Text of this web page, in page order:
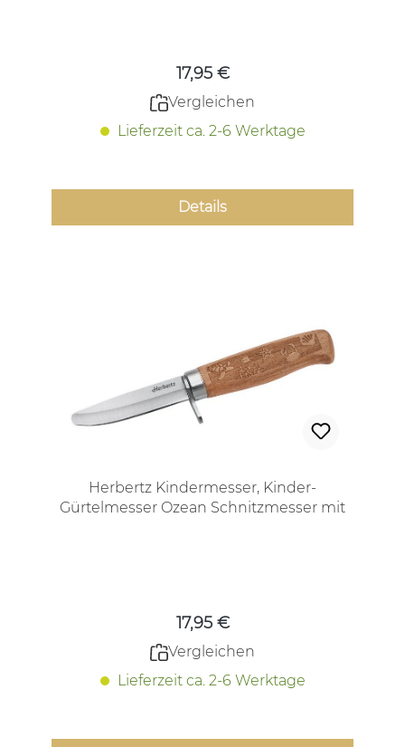
17,95 €
Vergleichen
Lieferzeit ca. 2-6 Werktage
Details
Herbertz Kindermesser, Kinder-
Gürtelmesser Ozean Schnitzmesser mit
17,95 €
Vergleichen
Lieferzeit ca. 2-6 Werktage